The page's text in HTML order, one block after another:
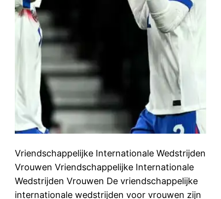
Vriendschappelijke Internationale Wedstrijden
Vrouwen Vriendschappelijke Internationale
Wedstrijden Vrouwen De vriendschappelijke
internationale wedstrijden voor vrouwen zijn